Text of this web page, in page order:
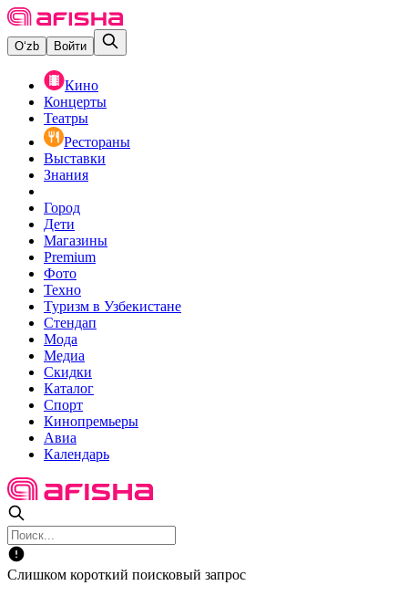
O‘zb Войти
Кино
Концерты
Театры
Рестораны
Выставки
Знания
Город
Дети
Магазины
Premium
Фото
Техно
Туризм в Узбекистане
Стендап
Мода
Медиа
Скидки
Каталог
Спорт
Кинопремьеры
Авиа
Календарь
Слишком короткий поисковый запрос